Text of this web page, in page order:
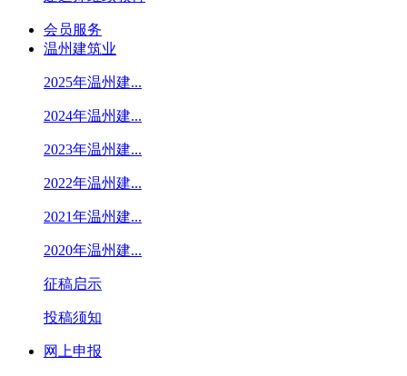
会员服务
温州建筑业
2025年温州建...
2024年温州建...
2023年温州建...
2022年温州建...
2021年温州建...
2020年温州建...
征稿启示
投稿须知
网上申报